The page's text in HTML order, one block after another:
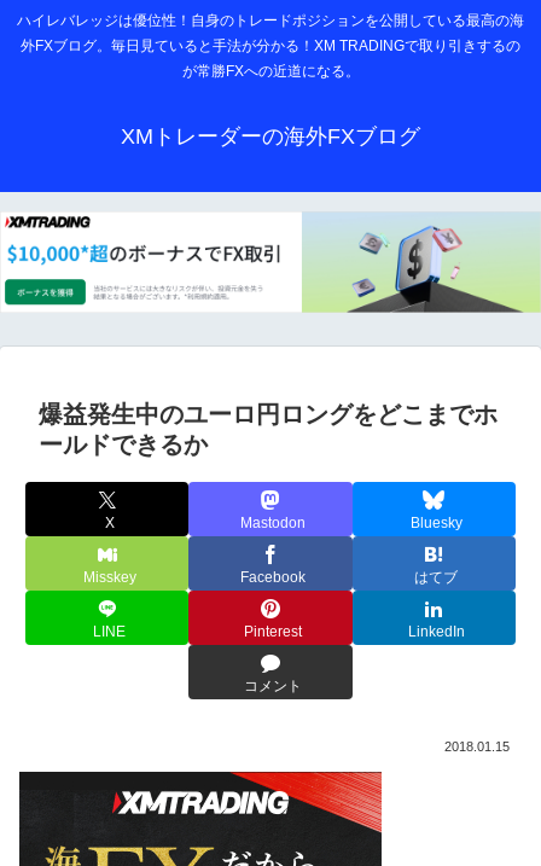
ハイレバレッジは優位性！自身のトレードポジションを公開している最高の海
外FXブログ。毎日見ていると手法が分かる！XM TRADINGで取り引きするの
が常勝FXへの近道になる。
XMトレーダーの海外FXブログ
爆益発生中のユーロ円ロングをどこまでホ
ールドできるか
X Mastodon Bluesky
Misskey Facebook はてブ
LINE Pinterest LinkedIn
コメント
2018.01.15